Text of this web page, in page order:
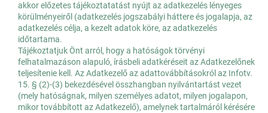
akkor előzetes tájékoztatatást nyújt az adatkezelés lényeges
körülményeiről (adatkezelés jogszabályi háttere és jogalapja, az
adatkezelés célja, a kezelt adatok köre, az adatkezelés
időtartama.
Tájékoztatjuk Önt arról, hogy a hatóságok törvényi
felhatalmazáson alapuló, írásbeli adatkéréseit az Adatkezelőnek
teljesítenie kell. Az Adatkezelő az adattovábbításokról az Infotv.
15. § (2)-(3) bekezdésével összhangban nyilvántartást vezet
(mely hatóságnak, milyen személyes adatot, milyen jogalapon,
mikor továbbított az Adatkezelő), amelynek tartalmáról kérésére